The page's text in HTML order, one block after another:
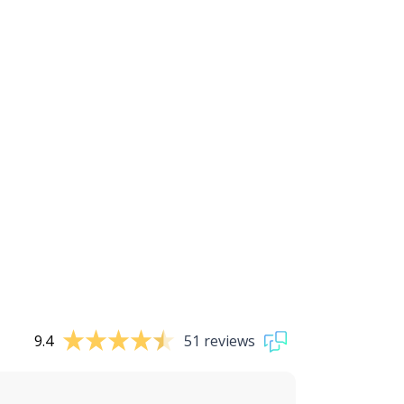
9.4 51 reviews